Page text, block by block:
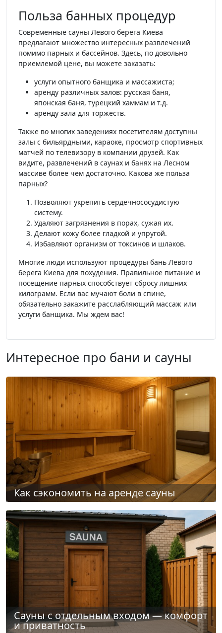
Польза банных процедур
Современные сауны Левого берега Киева
предлагают множество интересных развлечений
помимо парных и бассейнов. Здесь, по довольно
приемлемой цене, вы можете заказать:
услуги опытного банщика и массажиста;
аренду различных залов: русская баня,
японская баня, турецкий хаммам и т.д.
аренду зала для торжеств.
Также во многих заведениях посетителям доступны
залы с бильярдными, караоке, просмотр спортивных
матчей по телевизору в компании друзей. Как
видите, развлечений в саунах и банях на Лесном
массиве более чем достаточно. Какова же польза
парных?
Позволяют укрепить сердечнососудистую
систему.
Удаляют загрязнения в порах, сужая их.
Делают кожу более гладкой и упругой.
Избавляют организм от токсинов и шлаков.
Многие люди используют процедуры бань Левого
берега Киева для похудения. Правильное питание и
посещение парных способствует сбросу лишних
килограмм. Если вас мучают боли в спине,
обязательно закажите расслабляющий массаж или
услуги банщика. Мы ждем вас!
Интересное про бани и сауны
Как сэкономить на аренде сауны
Сауны с отдельным входом — комфорт
и приватность